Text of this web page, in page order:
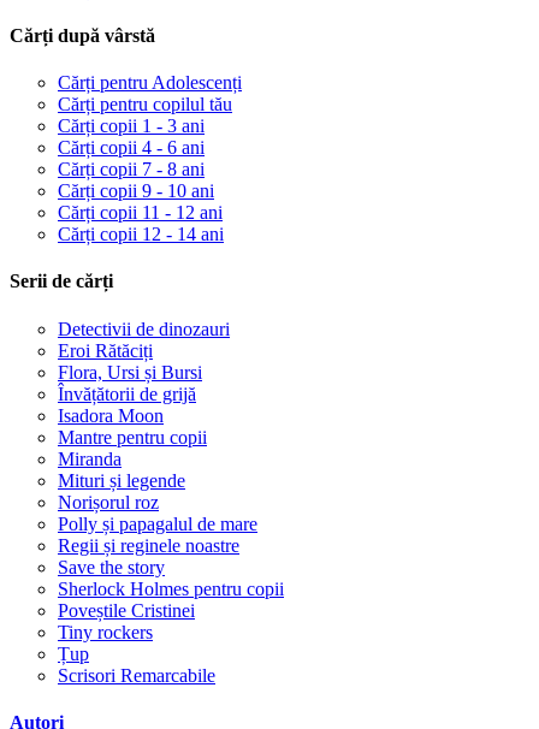
Cărți după vârstă
Cărți pentru Adolescenți
Cărți pentru copilul tău
Cărți copii 1 - 3 ani
Cărți copii 4 - 6 ani
Cărți copii 7 - 8 ani
Cărți copii 9 - 10 ani
Cărți copii 11 - 12 ani
Cărți copii 12 - 14 ani
Serii de cărți
Detectivii de dinozauri
Eroi Rătăciți
Flora, Ursi și Bursi
Învățătorii de grijă
Isadora Moon
Mantre pentru copii
Miranda
Mituri și legende
Norișorul roz
Polly și papagalul de mare
Regii și reginele noastre
Save the story
Sherlock Holmes pentru copii
Poveștile Cristinei
Tiny rockers
Țup
Scrisori Remarcabile
Autori